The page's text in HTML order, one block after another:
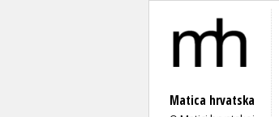
Matica hrvatska